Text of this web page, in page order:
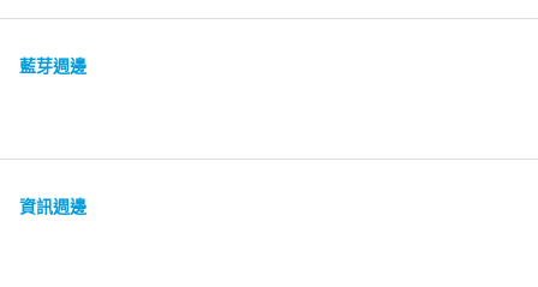
藍芽週邊
資訊週邊